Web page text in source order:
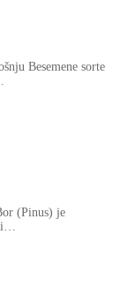
Besemene sorte
(Pinus) je
i…